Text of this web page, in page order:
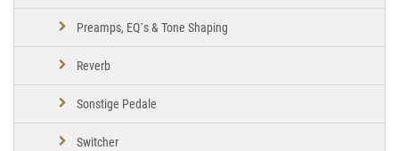
Preamps, EQ´s & Tone Shaping
Reverb
Sonstige Pedale
Switcher